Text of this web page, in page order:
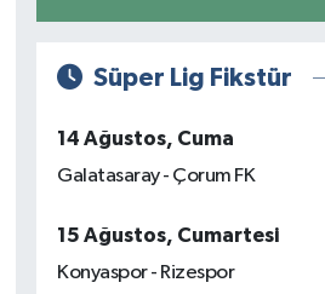
Süper Lig Fikstür
14 Ağustos, Cuma
Galatasaray - Çorum FK
15 Ağustos, Cumartesi
Konyaspor - Rizespor